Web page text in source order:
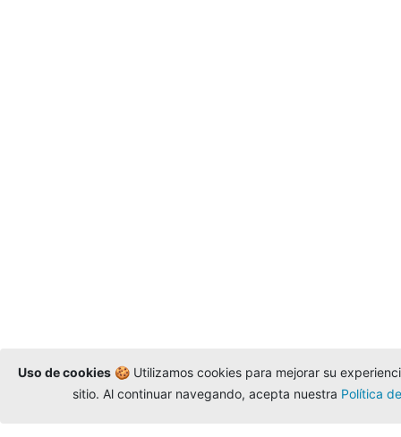
Uso de cookies🍪 Utilizamos cookies para mejorar su
sitio. Al continuar navegando, acepta nuestra Política